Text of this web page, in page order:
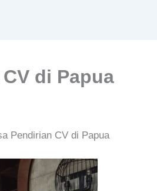
di Papua
Pendirian CV di Papua